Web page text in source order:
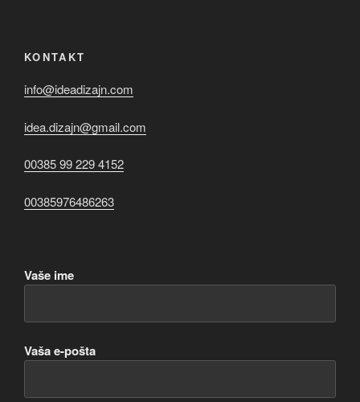
KONTAKT
info@ideadizajn.com
idea.dizajn@gmail.com
00385 99 229 4152
00385976486263
Vaše ime
Vaša e-pošta